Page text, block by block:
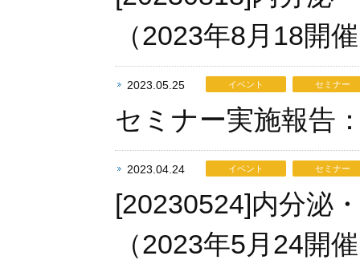
（2023年8月18開
2023.05.25 イベント セミナー
セミナー実施報告
2023.04.24 イベント セミナー
[20230524]内分泌
（2023年5月24開